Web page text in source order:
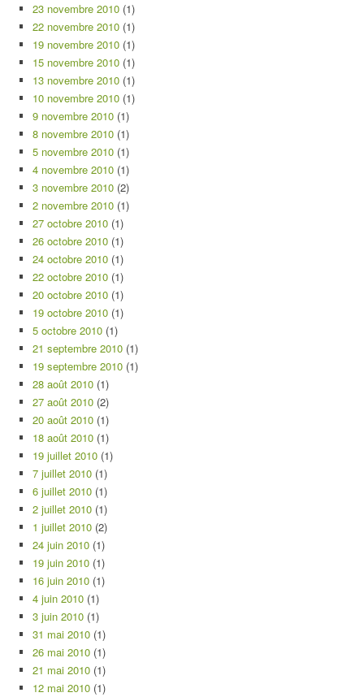
23 novembre 2010 (1)
22 novembre 2010 (1)
19 novembre 2010 (1)
15 novembre 2010 (1)
13 novembre 2010 (1)
10 novembre 2010 (1)
9 novembre 2010 (1)
8 novembre 2010 (1)
5 novembre 2010 (1)
4 novembre 2010 (1)
3 novembre 2010 (2)
2 novembre 2010 (1)
27 octobre 2010 (1)
26 octobre 2010 (1)
24 octobre 2010 (1)
22 octobre 2010 (1)
20 octobre 2010 (1)
19 octobre 2010 (1)
5 octobre 2010 (1)
21 septembre 2010 (1)
19 septembre 2010 (1)
28 août 2010 (1)
27 août 2010 (2)
20 août 2010 (1)
18 août 2010 (1)
19 juillet 2010 (1)
7 juillet 2010 (1)
6 juillet 2010 (1)
2 juillet 2010 (1)
1 juillet 2010 (2)
24 juin 2010 (1)
19 juin 2010 (1)
16 juin 2010 (1)
4 juin 2010 (1)
3 juin 2010 (1)
31 mai 2010 (1)
26 mai 2010 (1)
21 mai 2010 (1)
12 mai 2010 (1)